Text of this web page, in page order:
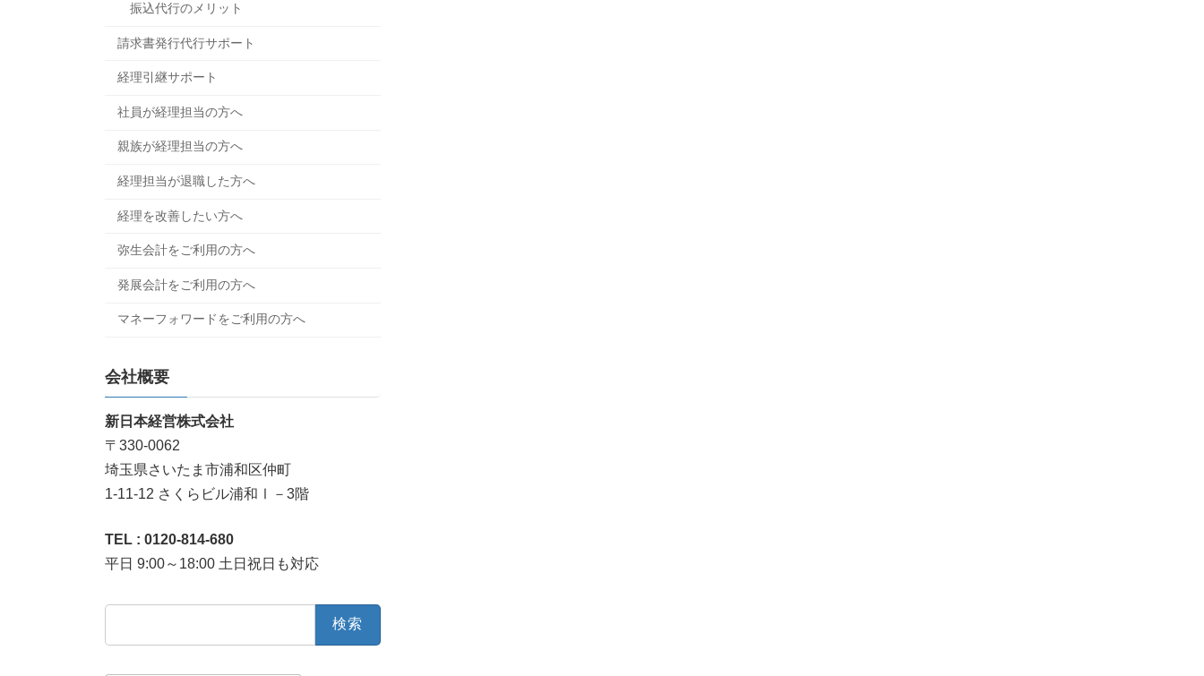
振込代行のメリット
請求書発行代行サポート
経理引継サポート
社員が経理担当の方へ
親族が経理担当の方へ
経理担当が退職した方へ
経理を改善したい方へ
弥生会計をご利用の方へ
発展会計をご利用の方へ
マネーフォワードをご利用の方へ
会社概要
新日本経営株式会社
〒330-0062
埼玉県さいたま市浦和区仲町
1-11-12 さくらビル浦和Ⅰ－3階
TEL : 0120-814-680
平日 9:00～18:00 土日祝日も対応
検